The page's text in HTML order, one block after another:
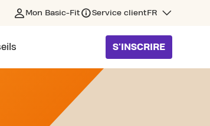
Mon Basic-Fit Service client FR
S'INSCRIRE